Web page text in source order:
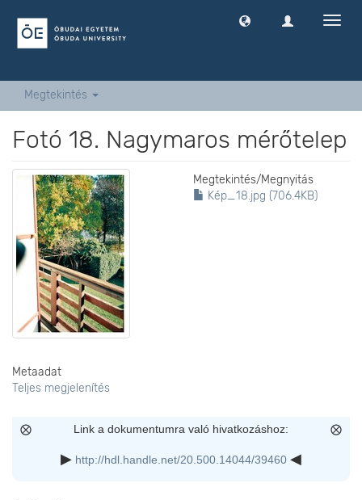
Megtekintés
Fotó 18. Nagymaros mérőtelep
Megtekintés/Megnyitás
Kép_18.jpg (706.4KB)
Metaadat
Teljes megjelenítés
Link a dokumentumra való hivatkozáshoz:
http://hdl.handle.net/20.500.14044/39460